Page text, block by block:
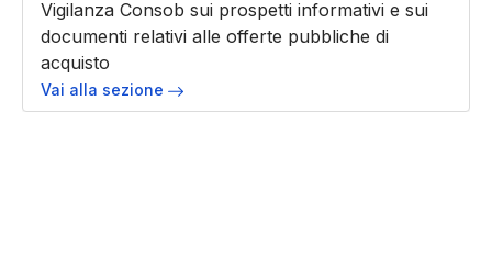
Vigilanza Consob sui prospetti informativi e sui
documenti relativi alle offerte pubbliche di
acquisto
Vai alla sezione